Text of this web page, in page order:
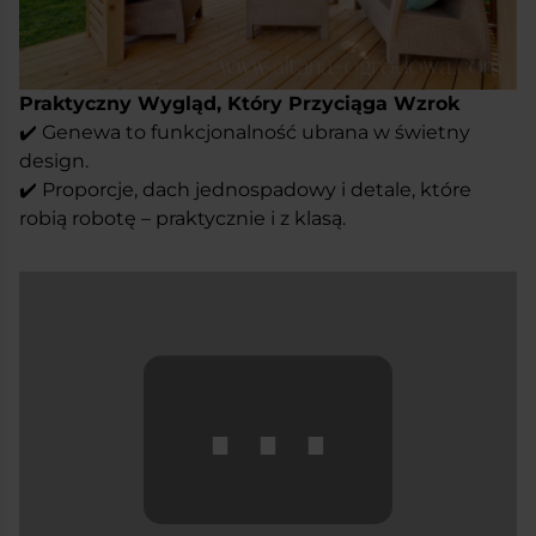
Praktyczny Wygląd, Który Przyciąga Wzrok
✔️ Genewa to funkcjonalność ubrana w świetny
design.
✔️ Proporcje, dach jednospadowy i detale, które
robią robotę – praktycznie i z klasą.
⋯